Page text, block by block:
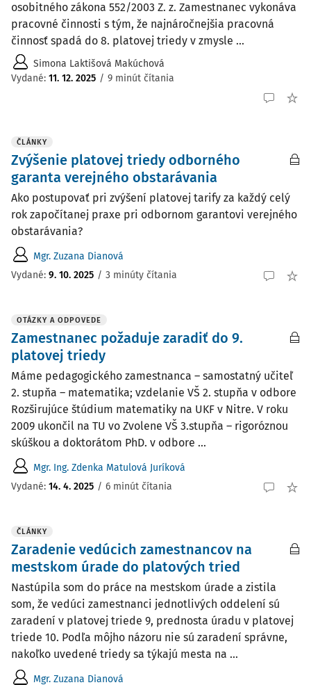
osobitného zákona 552/2003 Z. z. Zamestnanec vykonáva
pracovné činnosti s tým, že najnáročnejšia pracovná
činnosť spadá do 8. platovej triedy v zmysle ...
Simona Laktišová Makúchová
Vydané: 11. 12. 2025 / 9 minút čítania
ČLÁNKY
Zvýšenie platovej triedy odborného
garanta verejného obstarávania
Ako postupovať pri zvýšení platovej tarify za každý celý
rok započítanej praxe pri odbornom garantovi verejného
obstarávania?
Mgr. Zuzana Dianová
Vydané: 9. 10. 2025 / 3 minúty čítania
OTÁZKY A ODPOVEDE
Zamestnanec požaduje zaradiť do 9.
platovej triedy
Máme pedagogického zamestnanca – samostatný učiteľ
2. stupňa – matematika; vzdelanie VŠ 2. stupňa v odbore
Rozširujúce štúdium matematiky na UKF v Nitre. V roku
2009 ukončil na TU vo Zvolene VŠ 3.stupňa – rigoróznou
skúškou a doktorátom PhD. v odbore ...
Mgr. Ing. Zdenka Matulová Juríková
Vydané: 14. 4. 2025 / 6 minút čítania
ČLÁNKY
Zaradenie vedúcich zamestnancov na
mestskom úrade do platových tried
Nastúpila som do práce na mestskom úrade a zistila
som, že vedúci zamestnanci jednotlivých oddelení sú
zaradení v platovej triede 9, prednosta úradu v platovej
triede 10. Podľa môjho názoru nie sú zaradení správne,
nakoľko uvedené triedy sa týkajú mesta na ...
Mgr. Zuzana Dianová